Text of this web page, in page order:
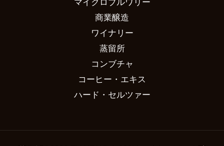
マイクロブルワリー
商業醸造
ワイナリー
蒸留所
コンブチャ
コーヒー・エキス
ハード・セルツァー